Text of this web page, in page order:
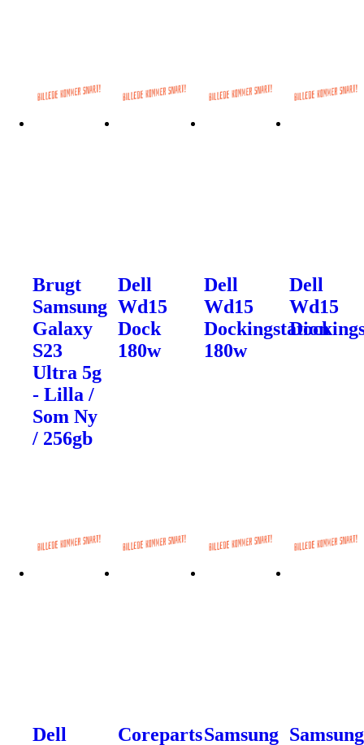
Brugt
Samsung
Galaxy
S23
Ultra 5g
- Lilla /
Som Ny
/ 256gb
Dell
Wd15
Dock
180w
Dell
Wd15
Dockingstation
180w
Dell
Wd15
Dell CorepartsSamsung Samsung